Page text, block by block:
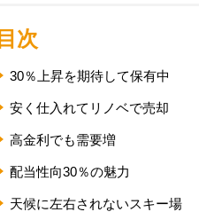
目次
30％上昇を期待して保有中
安く仕入れてリノベで売却
高金利でも需要増
配当性向30％の魅力
天候に左右されないスキー場